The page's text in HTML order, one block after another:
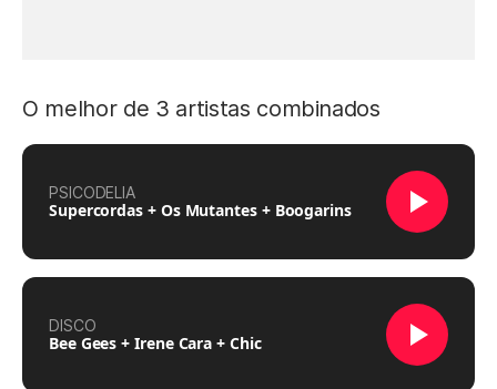
O melhor de 3 artistas combinados
PSICODELIA
Supercordas + Os Mutantes + Boogarins
DISCO
Bee Gees + Irene Cara + Chic